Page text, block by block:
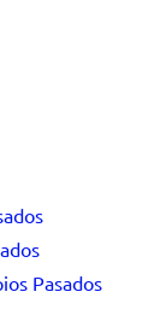
Pasados